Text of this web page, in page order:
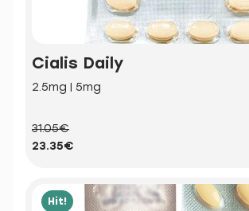
Cialis Daily
2.5mg | 5mg
31.05€
23.35€
Hit!